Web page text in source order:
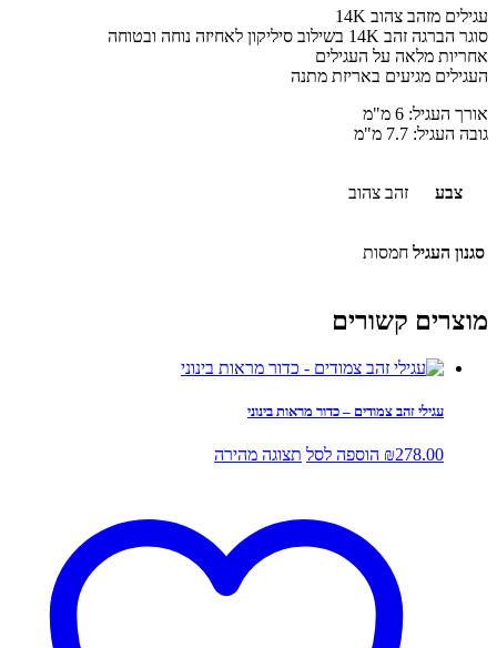
עגילים מזהב צהוב 14K
סוגר הברגה זהב 14K בשילוב סיליקון לאחיזה נוחה ובטוחה
אחריות מלאה על העגילים
העגילים מגיעים באריזת מתנה
אורך העגיל: 6 מ"מ
גובה העגיל: 7.7 מ"מ
צבע זהב צהוב
סגנון העגיל חמסות
מוצרים קשורים
עגילי זהב צמודים – כדור מראות בינוני
₪278.00 הוספה לסל תצוגה מהירה